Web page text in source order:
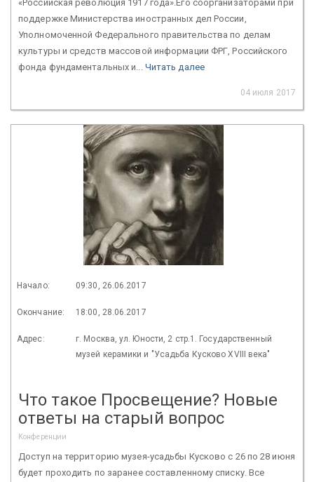
«Российская революция 1917 года».Его соорганизаторами при
поддержке Министерства иностранных дел России,
Уполномоченной Федерального правительства по делам
культуры и средств массовой информации ФРГ, Российского
фонда фундаментальных и... Читать далее
04 июля 2017
Начало: 09:30, 26.06.2017
Окончание: 18:00, 28.06.2017
Адрес:
г. Москва, ул. Юности, 2 стр.1. Государственный
музей керамики и "Усадьба Кусково XVIII века"
Что такое Просвещение? Новые
ответы на старый вопрос
Конференции
Доступ на территорию музея-усадьбы Кусково с 26 по 28 июня
будет проходить по заранее составленному списку. Все